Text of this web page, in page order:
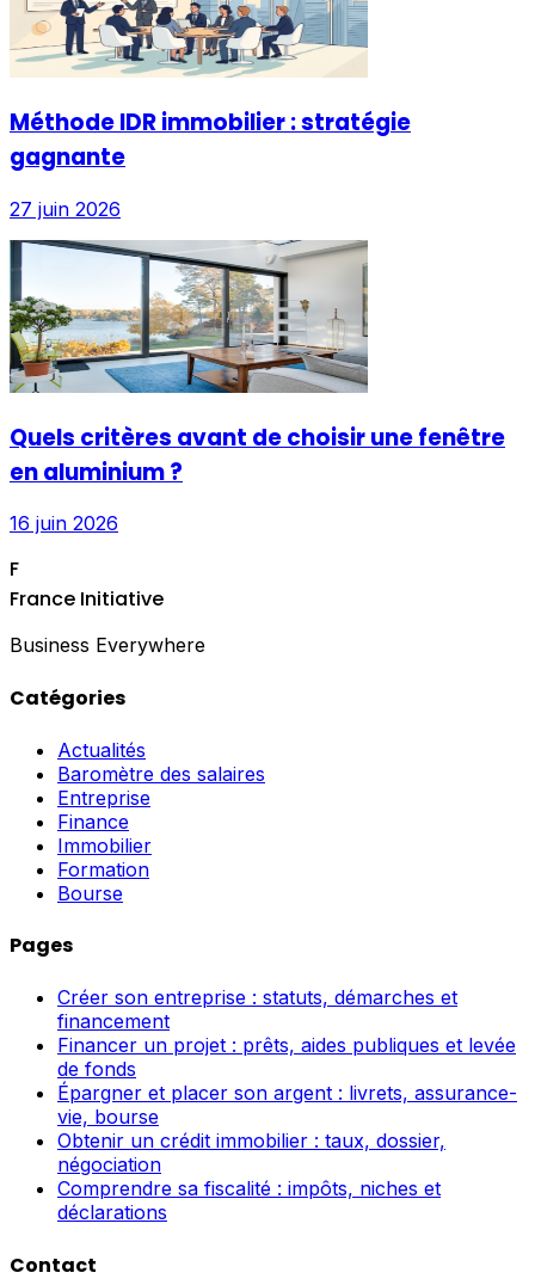
Méthode IDR immobilier : stratégie
gagnante
27 juin 2026
Quels critères avant de choisir une fenêtre
en aluminium ?
16 juin 2026
F
France Initiative
Business Everywhere
Catégories
Actualités
Baromètre des salaires
Entreprise
Finance
Immobilier
Formation
Bourse
Pages
Créer son entreprise : statuts, démarches et
financement
Financer un projet : prêts, aides publiques et levée
de fonds
Épargner et placer son argent : livrets, assurance-
vie, bourse
Obtenir un crédit immobilier : taux, dossier,
négociation
Comprendre sa fiscalité : impôts, niches et
déclarations
Contact